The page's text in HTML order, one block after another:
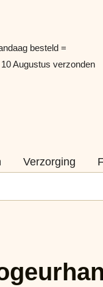
besteld =
Augustus verzonden
Verzorging